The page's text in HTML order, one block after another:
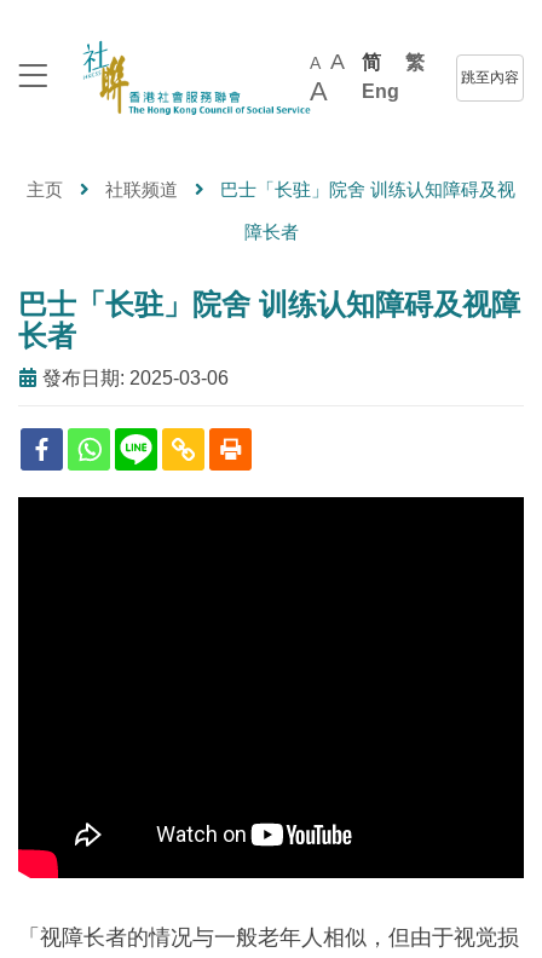
A A
A
简
繁
Eng
跳至內容
主页 社联频道 巴士「长驻」院舍 训练认知障碍及视
障长者
巴士「长驻」院舍 训练认知障碍及视障
长者
發布日期: 2025-03-06
「视障长者的情况与一般老年人相似，但由于视觉损